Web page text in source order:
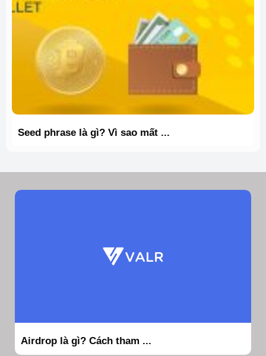
Seed phrase là gì? Vì sao mất ...
Airdrop là gì? Cách tham ...